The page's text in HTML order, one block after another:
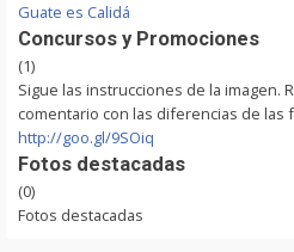
Guate es Calidá
Concursos y Promociones
(1)
Sigue las instrucciones de la imagen.
comentario con las diferencias de las
http://goo.gl/9SOiq
Fotos destacadas
(0)
Fotos destacadas